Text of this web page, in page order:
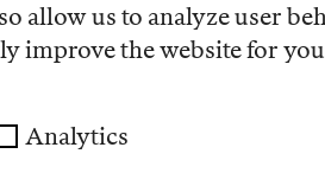
Enis Maci ist Autorin. Für
mehrfach ausgezeichnet.
an der Universität Zürich zu
allow us to analyze user
improve the website for
Analytics